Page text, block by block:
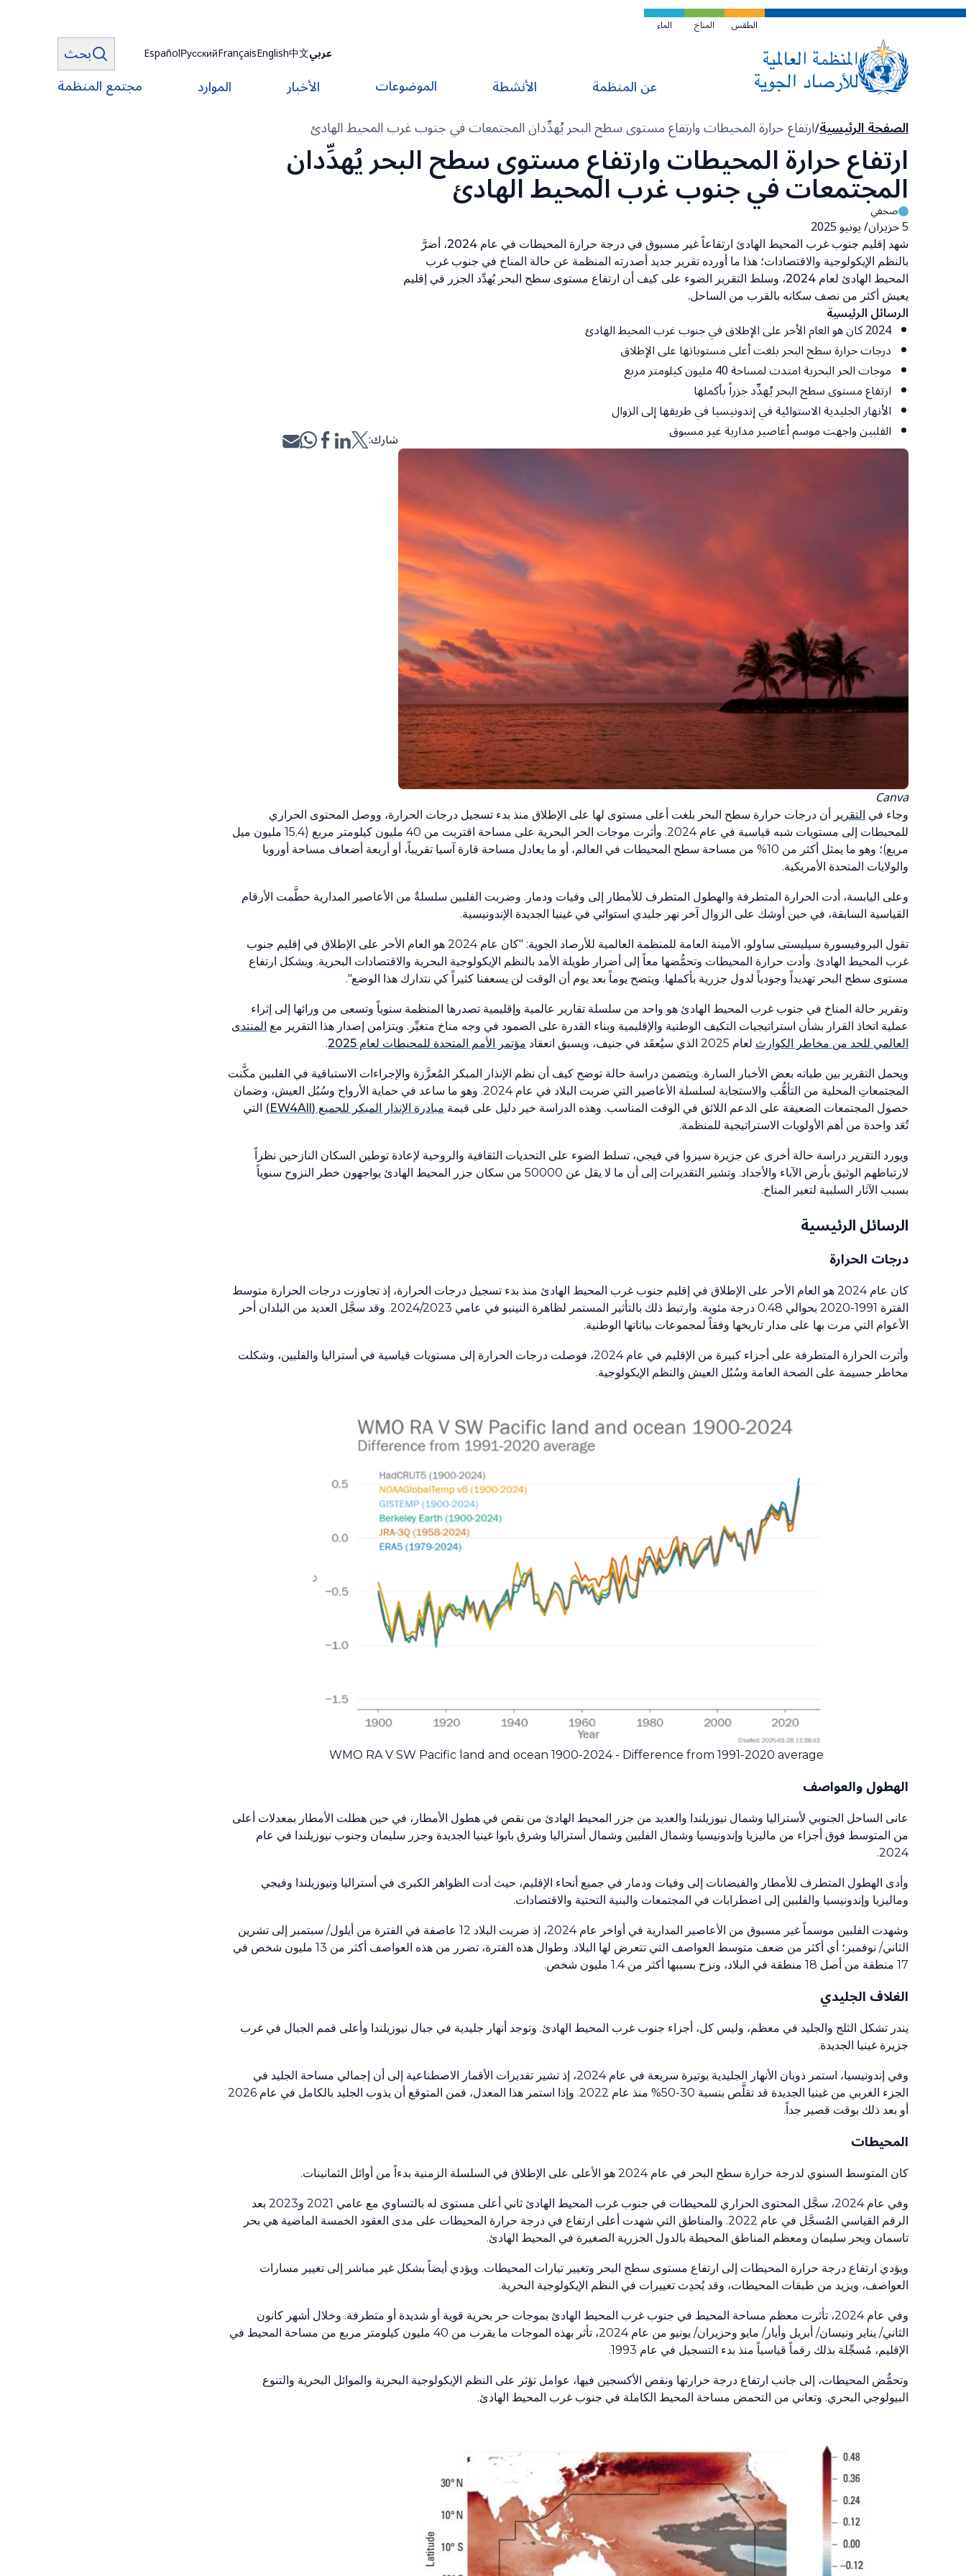
تخطي
الطقس المناخ الماء
عربي中文
English
Français
Русский
Español
بحث
عن المنظمة
الأنشطة الموضوعات الأخبار الموارد مجتمع المنظمة
مسار
التنقل
الصفحة الرئيسيةارتفاع حرارة المحيطات وارتفاع مستوى سطح البحر يُهدِّدان المجتمعات في جنوب غرب المحيط الهادئ
ارتفاع حرارة المحيطات وارتفاع مستوى سطح البحر يُهدِّدان
المجتمعات في جنوب غرب المحيط الهادئ
صحفي
5 حزيران/ يونيو 2025
شهد إقليم جنوب غرب المحيط الهادئ ارتفاعاً غير مسبوق في درجة حرارة المحيطات في عام 2024، أضرَّ
بالنظم الإيكولوجية والاقتصادات؛ هذا ما أورده تقرير جديد أصدرته المنظمة عن حالة المناخ في جنوب غرب
المحيط الهادئ لعام 2024، وسلط التقرير الضوء على كيف أن ارتفاع مستوى سطح البحر يُهدِّد الجزر في إقليم
يعيش أكثر من نصف سكانه بالقرب من الساحل.
الرسائل الرئيسية
2024 كان هو العام الأحر على الإطلاق في جنوب غرب المحيط الهادئ
درجات حرارة سطح البحر بلغت أعلى مستوياتها على الإطلاق
موجات الحر البحرية امتدت لمساحة 40 مليون كيلومتر مربع
ارتفاع مستوى سطح البحر يُهدِّد جزراً بأكملها
الأنهار الجليدية الاستوائية في إندونيسيا في طريقها إلى الزوال
الفلبين واجهت موسم أعاصير مدارية غير مسبوق
شارك:
Canva
وجاء في التقرير أن درجات حرارة سطح البحر بلغت أعلى مستوى لها على الإطلاق منذ بدء تسجيل درجات الحرارة، ووصل المحتوى الحراري
للمحيطات إلى مستويات شبه قياسية في عام 2024. وأثرت موجات الحر البحرية على مساحة اقتربت من 40 مليون كيلومتر مربع (15.4 مليون ميل
مربع)؛ وهو ما يمثل أكثر من 10% من مساحة سطح المحيطات في العالم، أو ما يعادل مساحة قارة آسيا تقريباً، أو أربعة أضعاف مساحة أوروبا
والولايات المتحدة الأمريكية.
وعلى اليابسة، أدت الحرارة المتطرفة والهطول المتطرف للأمطار إلى وفيات ودمار. وضربت الفلبين سلسلةٌ من الأعاصير المدارية حطَّمت الأرقام
القياسية السابقة، في حين أوشك على الزوال آخر نهر جليدي استوائي في غينيا الجديدة الإندونيسية.
تقول البروفيسورة سيليستى ساولو، الأمينة العامة للمنظمة العالمية للأرصاد الجوية: "كان عام 2024 هو العام الأحر على الإطلاق في إقليم جنوب
غرب المحيط الهادئ. وأدت حرارة المحيطات وتحمُّضها معاً إلى أضرار طويلة الأمد بالنظم الإيكولوجية البحرية والاقتصادات البحرية. ويشكل ارتفاع
مستوى سطح البحر تهديداً وجودياً لدول جزرية بأكملها. ويتضح يوماً بعد يوم أن الوقت لن يسعفنا كثيراً كي نتدارك هذا الوضع".
وتقرير حالة المناخ في جنوب غرب المحيط الهادئ هو واحد من سلسلة تقارير عالمية وإقليمية تصدرها المنظمة سنوياً وتسعى من ورائها إلى إثراء
عملية اتخاذ القرار بشأن استراتيجيات التكيف الوطنية والإقليمية وبناء القدرة على الصمود في وجه مناخ متغيِّر. ويتزامن إصدار هذا التقرير مع المنتدى
العالمي للحد من مخاطر الكوارث لعام 2025 الذي سيُعقَد في جنيف، ويسبق انعقاد مؤتمر الأمم المتحدة للمحيطات لعام 2025 .
ويحمل التقرير بين طياته بعض الأخبار السارة. ويتضمن دراسة حالة توضح كيف أن نظم الإنذار المبكر المُعزَّزة والإجراءات الاستباقية في الفلبين مكَّنت
المجتمعاتِ المحلية من التأهُّب والاستجابة لسلسلة الأعاصير التي ضربت البلاد في عام 2024. وهو ما ساعد في حماية الأرواح وسُبُل العيش، وضمان
حصول المجتمعات الضعيفة على الدعم اللائق في الوقت المناسب. وهذه الدراسة خير دليل على قيمة مبادرة الإنذار المبكر للجميع (EW4All)
التي
تُعَد واحدة من أهم الأولويات الاستراتيجية للمنظمة.
ويورد التقرير دراسة حالة أخرى عن جزيرة سيروا في فيجي، تسلط الضوء على التحديات الثقافية والروحية لإعادة توطين السكان النازحين نظراً
لارتباطهم الوثيق بأرض الآباء والأجداد. وتشير التقديرات إلى أن ما لا يقل عن 50000 من سكان جزر المحيط الهادئ يواجهون خطر النزوح سنوياً
بسبب الآثار السلبية لتغير المناخ.
الرسائل الرئيسية
درجات الحرارة
كان عام 2024 هو العام الأحر على الإطلاق في إقليم جنوب غرب المحيط الهادئ منذ بدء تسجيل درجات الحرارة، إذ تجاوزت درجات الحرارة متوسط
الفترة 1991-2020 بحوالي 0.48 درجة مئوية. وارتبط ذلك بالتأثير المستمر لظاهرة النينيو في عامي 2024/2023. وقد سجَّل العديد من البلدان أحر
الأعوام التي مرت بها على مدار تاريخها وفقاً لمجموعات بياناتها الوطنية.
وأثرت الحرارة المتطرفة على أجزاء كبيرة من الإقليم في عام 2024، فوصلت درجات الحرارة إلى مستويات قياسية في أستراليا والفلبين، وشكلت
مخاطر جسيمة على الصحة العامة وسُبُل العيش والنظم الإيكولوجية.
WMO RA V SW Pacific land and ocean 1900-2024 - Difference from 1991-2020 average
الهطول والعواصف
عانى الساحل الجنوبي لأستراليا وشمال نيوزيلندا والعديد من جزر المحيط الهادئ من نقص في هطول الأمطار، في حين هطلت الأمطار بمعدلات أعلى
من المتوسط فوق أجزاء من ماليزيا وإندونيسيا وشمال الفلبين وشمال أستراليا وشرق بابوا غينيا الجديدة وجزر سليمان وجنوب نيوزيلندا في عام
2024.
وأدى الهطول المتطرف للأمطار والفيضانات إلى وفيات ودمار في جميع أنحاء الإقليم، حيث أدت الظواهر الكبرى في أستراليا ونيوزيلندا وفيجي
وماليزيا وإندونيسيا والفلبين إلى اضطرابات في المجتمعات والبنية التحتية والاقتصادات.
وشهدت الفلبين موسماً غير مسبوق من الأعاصير المدارية في أواخر عام 2024، إذ ضربت البلاد 12 عاصفة في الفترة من أيلول/ سبتمبر إلى تشرين
الثاني/ نوفمبر؛ أي أكثر من ضعف متوسط العواصف التي تتعرض لها البلاد. وطوال هذه الفترة، تضرر من هذه العواصف أكثر من 13 مليون شخص في
17 منطقة من أصل 18 منطقة في البلاد، ونزح بسببها أكثر من 1.4 مليون شخص.
الغلاف الجليدي
يندر تشكل الثلج والجليد في معظم، وليس كل، أجزاء جنوب غرب المحيط الهادئ. وتوجد أنهار جليدية في جبال نيوزيلندا وأعلى قمم الجبال في غرب
جزيرة غينيا الجديدة.
وفي إندونيسيا، استمر ذوبان الأنهار الجليدية بوتيرة سريعة في عام 2024، إذ تشير تقديرات الأقمار الاصطناعية إلى أن إجمالي مساحة الجليد في
الجزء الغربي من غينيا الجديدة قد تقلَّص بنسبة 30-50% منذ عام 2022. وإذا استمر هذا المعدل، فمن المتوقع أن يذوب الجليد بالكامل في عام 2026
أو بعد ذلك بوقت قصير جداً.
المحيطات
كان المتوسط السنوي لدرجة حرارة سطح البحر في عام 2024 هو الأعلى على الإطلاق في السلسلة الزمنية بدءاً من أوائل الثمانينات.
وفي عام 2024، سجَّل المحتوى الحراري للمحيطات في جنوب غرب المحيط الهادئ ثاني أعلى مستوى له بالتساوي مع عامي 2021 و2023 بعد
الرقم القياسي المُسجَّل في عام 2022. والمناطق التي شهدت أعلى ارتفاع في درجة حرارة المحيطات على مدى العقود الخمسة الماضية هي بحر
تاسمان وبحر سليمان ومعظم المناطق المحيطة بالدول الجزرية الصغيرة في المحيط الهادئ.
ويؤدي ارتفاع درجة حرارة المحيطات إلى ارتفاع مستوى سطح البحر وتغيير تيارات المحيطات. ويؤدي أيضاً بشكل غير مباشر إلى تغيير مسارات
العواصف، ويزيد من طبقات المحيطات، وقد يُحدِث تغييرات في النظم الإيكولوجية البحرية.
وفي عام 2024، تأثرت معظم مساحة المحيط في جنوب غرب المحيط الهادئ بموجات حر بحرية قوية أو شديدة أو متطرفة. وخلال أشهر كانون
الثاني/ يناير ونيسان/ أبريل وأيار/ مايو وحزيران/ يونيو من عام 2024، تأثر بهذه الموجات ما يقرب من 40 مليون كيلومتر مربع من مساحة المحيط في
الإقليم، مُسجِّلة بذلك رقماً قياسياً منذ بدء التسجيل في عام 1993.
وتحمُّض المحيطات، إلى جانب ارتفاع درجة حرارتها ونقص الأكسجين فيها، عوامل تؤثر على النظم الإيكولوجية البحرية والموائل البحرية والتنوع
البيولوجي البحري. وتعاني من التحمض مساحة المحيط الكاملة في جنوب غرب المحيط الهادئ.